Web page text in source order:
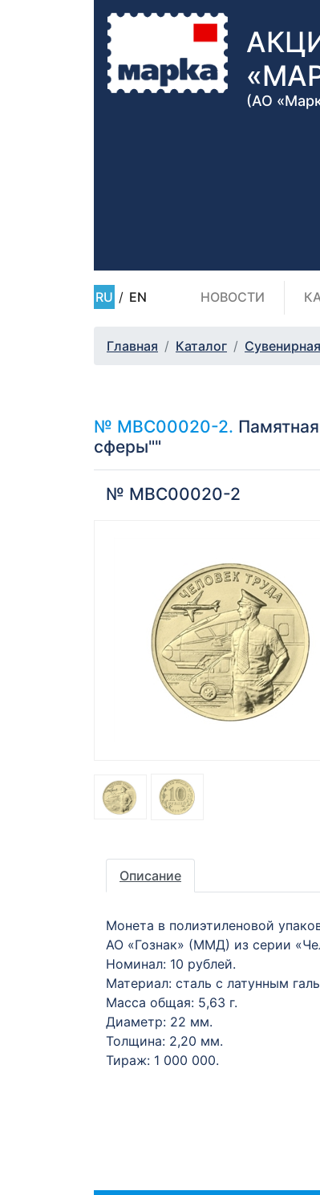
(АО
RU / EN НОВОСТИ
Главная Каталог
№ МВС00020-2.
сферы""
№ МВС00020-2
Описание
Монета в полиэтиленовой
АО «Гознак» (ММД) из серии
Номинал: 10 рублей.
Материал: сталь с латунным
Масса общая: 5,63 г.
Диаметр: 22 мм.
Толщина: 2,20 мм.
Тираж: 1 000 000.